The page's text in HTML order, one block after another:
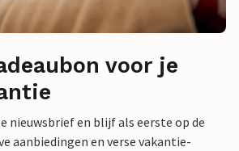
voor je
nieuwsbrief en blijf als eerste op de
aanbiedingen en verse vakantie-